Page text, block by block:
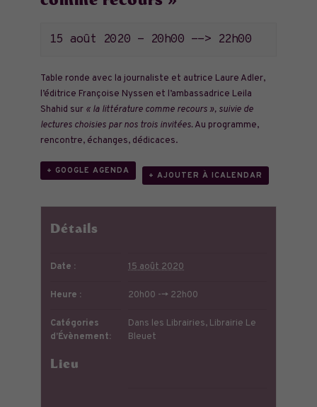
15 août 2020 - 20h00 --> 22h00
Table ronde avec la journaliste et autrice Laure Adler,
l’éditrice Françoise Nyssen et l’ambassadrice Leila
Shahid sur « la littérature comme recours », suivie de
lectures choisies par nos trois invitées. Au programme,
rencontre, échanges, dédicaces.
+ GOOGLE AGENDA
+ AJOUTER À ICALENDAR
Détails
Date : 15 août 2020
Heure : 20h00 --> 22h00
Catégories
d’Évènement:
Dans les Librairies, Librairie Le
Bleuet
Lieu